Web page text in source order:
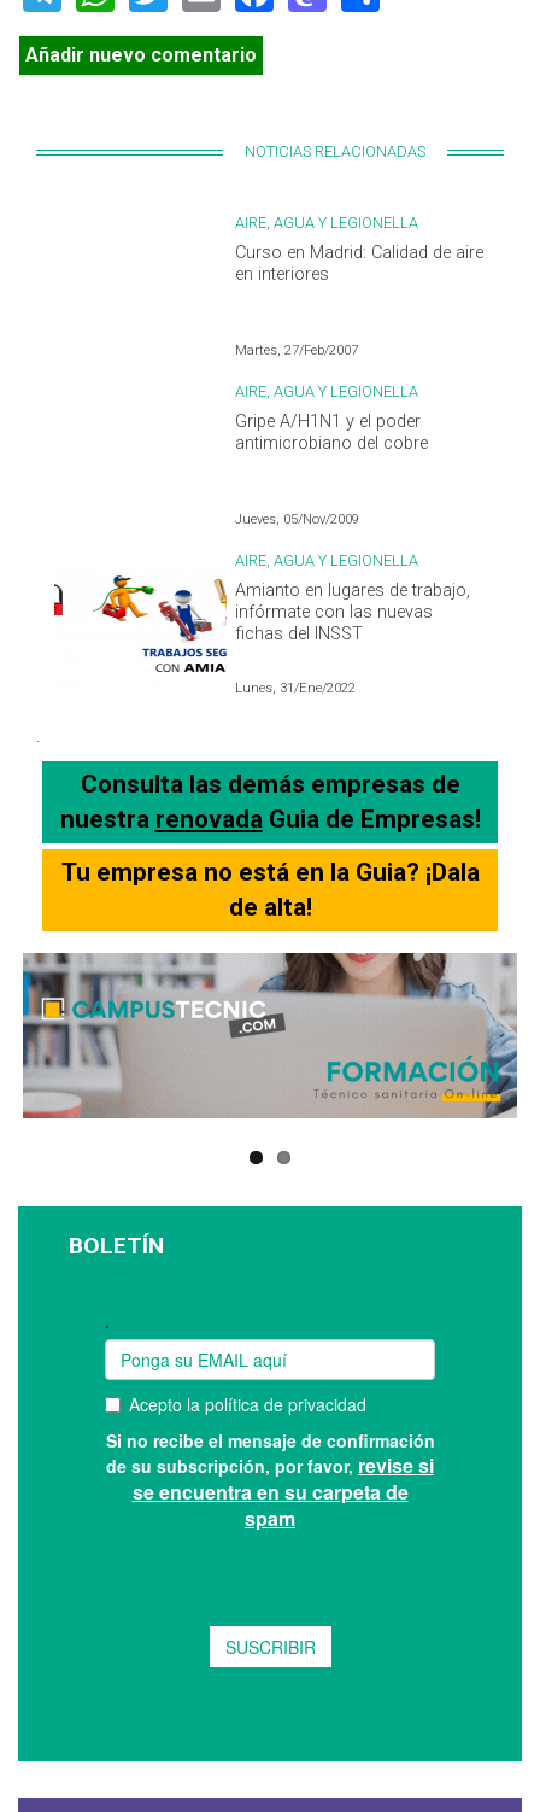
Añadir nuevo comentario
NOTICIAS RELACIONADAS
AIRE, AGUA Y LEGIONELLA
Curso en Madrid: Calidad de aire
en interiores
Martes, 27/Feb/2007
AIRE, AGUA Y LEGIONELLA
Gripe A/H1N1 y el poder
antimicrobiano del cobre
Jueves, 05/Nov/2009
AIRE, AGUA Y LEGIONELLA
Amianto en lugares de trabajo,
infórmate con las nuevas
fichas del INSST
Lunes, 31/Ene/2022
.
Consulta las demás empresas de
nuestra renovadaGuia de Empresas!
Tu empresa no está en la Guia? ¡Dala
de alta!
BOLETÍN